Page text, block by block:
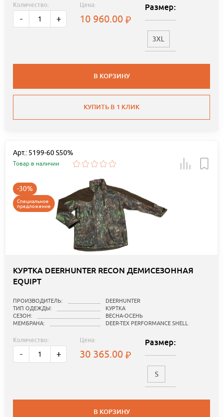
Количество:
- +
Цена:
10 960.00
Размер:
3XL
В КОРЗИНУ
КУПИТЬ В 1 КЛИК
Арт.: 5199-60 S50%
Товар в наличии
-30%
Специальное
предложение
КУРТКА DEERHUNTER RECON ДЕМИСЕЗОННАЯ
EQUIPT
ПРОИЗВОДИТЕЛЬ:
DEERHUNTER
ТИП ОДЕЖДЫ:
КУРТКА
СЕЗОН:
ВЕСНА-ОСЕНЬ
МЕМБРАНА:
DEER-TEX PERFORMANCE SHELL
Количество:
- +
Цена:
30 365.00
Размер:
S
В КОРЗИНУ